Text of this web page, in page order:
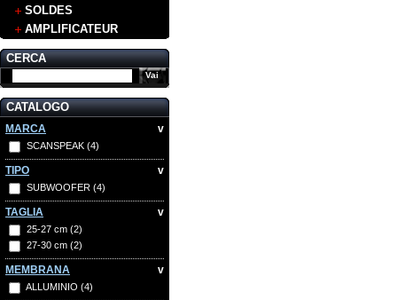
SOLDES
AMPLIFICATEUR
CERCA
CATALOGO
MARCA v
SCANSPEAK (4)
TIPO v
SUBWOOFER (4)
TAGLIA v
25-27 cm (2)
27-30 cm (2)
MEMBRANA v
ALLUMINIO (4)